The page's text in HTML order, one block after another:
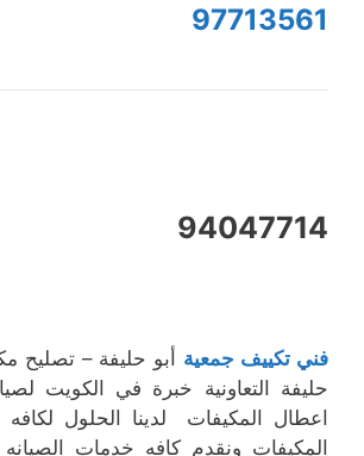
97713561
94047714
فني تكييف جمعية أبو حليفة – تصليح
حليفة التعاونية خبرة في الكويت
اعطال المكيفات لدينا الحلول
المكيفات ونقدم كافه خدمات الصيانه